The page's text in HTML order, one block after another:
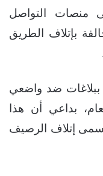
منصات التواصل
بإتلاف الطريق
ضد واضعي
بداعي أن هذا
إتلاف الرصيف